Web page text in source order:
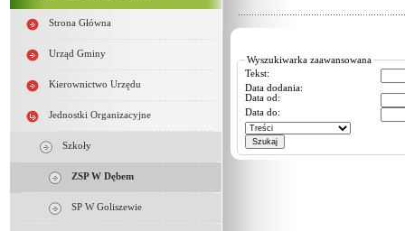
Strona Główna
Urząd Gminy
Kierownictwo Urzędu
Jednostki Organizacyjne
Szkoły
ZSP W Dębem
SP W Goliszewie
Wyszukiwarka zaawansowana
Tekst:
Data dodania:
Data od:
Data do: